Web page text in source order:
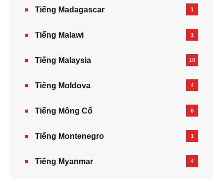
Tiếng Madagascar 1
Tiếng Malawi 1
Tiếng Malaysia 10
Tiếng Moldova 4
Tiếng Mông Cổ 6
Tiếng Montenegro 1
Tiếng Myanmar 4